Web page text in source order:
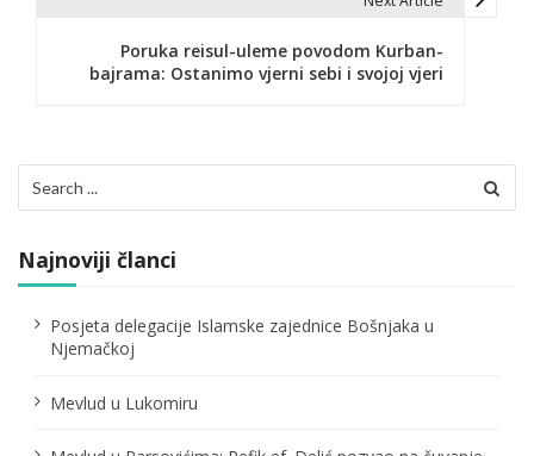
i
j
a
a
Poruka reisul-uleme povodom Kurban-
bajrama: Ostanimo vjerni sebi i svojoj vjeri
for:
Najnoviji članci
Posjeta delegacije Islamske zajednice Bošnjaka u
Njemačkoj
Mevlud u Lukomiru